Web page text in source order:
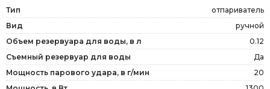
Тип
отпариватель
Вид
ручной
Объем резервуара для воды, в л
0.12
Съемный резервуар для воды
Да
Мощность парового удара, в г/мин
20